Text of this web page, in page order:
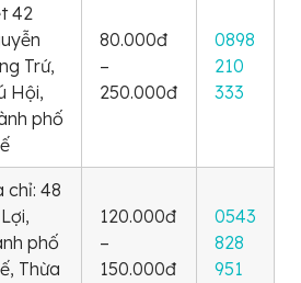
42
Trứ,
Hội,
phố
80.000đ
–
250.000đ
0898
210
333
chỉ: 48
phố
Thừa
120.000đ
–
150.000đ
0543
828
951